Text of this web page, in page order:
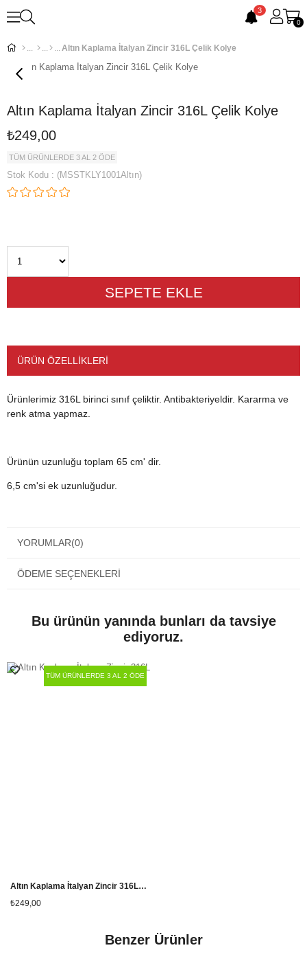
3
0
Altın Kaplama İtalyan Zincir 316L Çelik Kolye
Altın Kaplama İtalyan Zincir 316L Çelik Kolye
₺249,00
TÜM ÜRÜNLERDE 3 AL 2 ÖDE
Stok Kodu (MSSTKLY1001Altın)
ÜRÜN ÖZELLIKLERI
Ürünlerimiz 316L birinci sınıf çeliktir. Antibakteriyeldir. Kararma ve
renk atma yapmaz.
Ürünün uzunluğu toplam 65 cm' dir.
6,5 cm'si ek uzunluğudur.
Cinsiyet
Renk Altın
Kapama Şekli
YORUMLAR(0)
ÖDEME SEÇENEKLERI
Bu ürünün yanında bunları da tavsiye
ediyoruz.
Altın Kaplama İtalyan Zincir 316L Çelik Kolye
₺249,00
TÜM ÜRÜNLERDE 3 AL 2 ÖDE
Benzer Ürünler